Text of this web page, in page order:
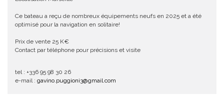
Ce bateau a reçu de nombreux équipements neufs en 2025 et a été
optimisé pour la navigation en solitaire!
Prix de vente 25 K€
Contact par téléphone pour précisions et visite
tel : +336 95 98 30 26
e-mail : gavino.puggioni3@gmail.com